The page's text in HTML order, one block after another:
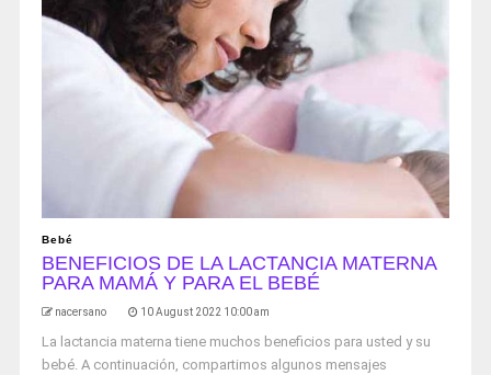
Bebé
BENEFICIOS DE LA LACTANCIA MATERNA
PARA MAMÁ Y PARA EL BEBÉ
nacersano 10 August 2022 10:00 am
La lactancia materna tiene muchos beneficios para usted y su
bebé. A continuación, compartimos algunos mensajes